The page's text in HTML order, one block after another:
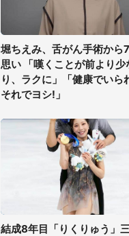
堀ちえみ、舌がん手術から
思い 「嘆くことが前より少
り、ラクに」「健康でいら
それでヨシ!」
結成8年目「りくりゅう」